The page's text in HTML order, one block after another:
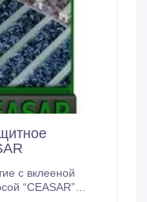
с вклееной
“CEASAR”